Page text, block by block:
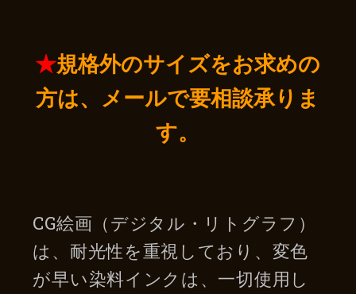
★規格外のサイズをお求めの
方は、 メールで要相談承りま
す。
CG絵画（デジタル・リトグラフ）
は、耐光性を重視しており、変色
が早い染料インクは、一切使用し